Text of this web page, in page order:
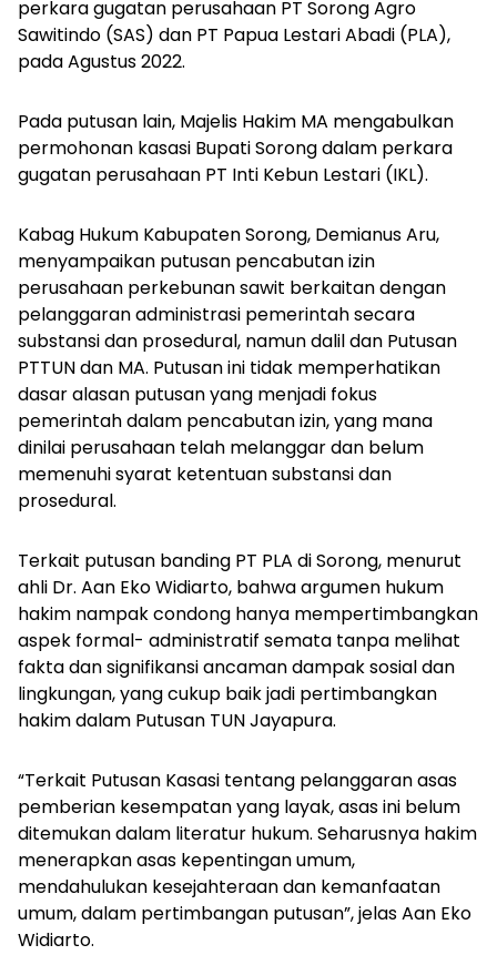
perkara gugatan perusahaan PT Sorong Agro
Sawitindo (SAS) dan PT Papua Lestari Abadi (PLA),
pada Agustus 2022.
Pada putusan lain, Majelis Hakim MA mengabulkan
permohonan kasasi Bupati Sorong dalam perkara
gugatan perusahaan PT Inti Kebun Lestari (IKL).
Kabag Hukum Kabupaten Sorong, Demianus Aru,
menyampaikan putusan pencabutan izin
perusahaan perkebunan sawit berkaitan dengan
pelanggaran administrasi pemerintah secara
substansi dan prosedural, namun dalil dan Putusan
PTTUN dan MA. Putusan ini tidak memperhatikan
dasar alasan putusan yang menjadi fokus
pemerintah dalam pencabutan izin, yang mana
dinilai perusahaan telah melanggar dan belum
memenuhi syarat ketentuan substansi dan
prosedural.
Terkait putusan banding PT PLA di Sorong, menurut
ahli Dr. Aan Eko Widiarto, bahwa argumen hukum
hakim nampak condong hanya mempertimbangkan
aspek formal- administratif semata tanpa melihat
fakta dan signifikansi ancaman dampak sosial dan
lingkungan, yang cukup baik jadi pertimbangkan
hakim dalam Putusan TUN Jayapura.
“Terkait Putusan Kasasi tentang pelanggaran asas
pemberian kesempatan yang layak, asas ini belum
ditemukan dalam literatur hukum. Seharusnya hakim
menerapkan asas kepentingan umum,
mendahulukan kesejahteraan dan kemanfaatan
umum, dalam pertimbangan putusan”, jelas Aan Eko
Widiarto.